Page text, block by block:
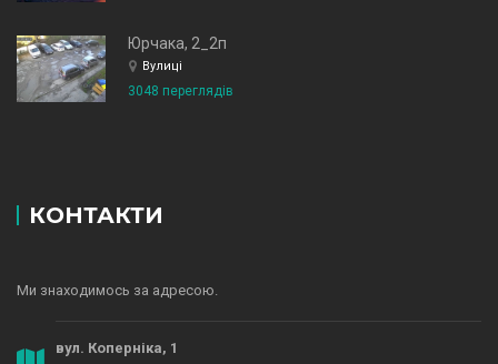
Юрчака, 2_2п
Вулиці
3048 переглядів
КОНТАКТИ
Ми знаходимось за адресою.
вул. Коперніка, 1